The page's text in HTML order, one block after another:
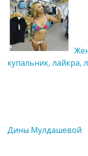
купальник, лайкра,
Дины Мулдашевой